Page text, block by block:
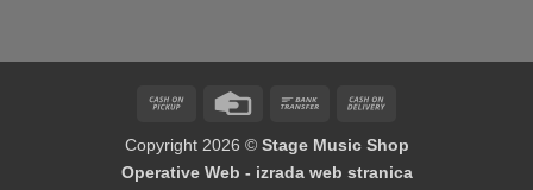
Cash
Pickup
Credit
Bank
Delivery
Copyright 2026 © Stage Music Shop
Operative Web - izrada web stranica